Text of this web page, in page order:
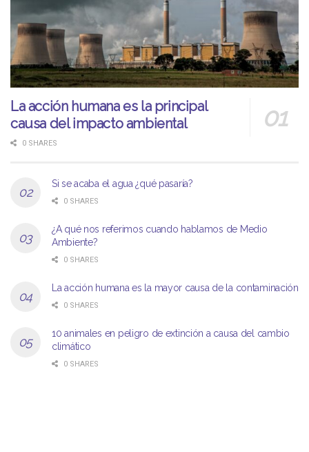
La acción humana es la principal
causa del impacto ambiental
0 SHARES
Si se acaba el agua ¿qué pasaría?
0 SHARES
¿A qué nos referimos cuando hablamos de Medio
Ambiente?
0 SHARES
La acción humana es la mayor causa de la contaminación
0 SHARES
10 animales en peligro de extinción a causa del cambio
climático
0 SHARES